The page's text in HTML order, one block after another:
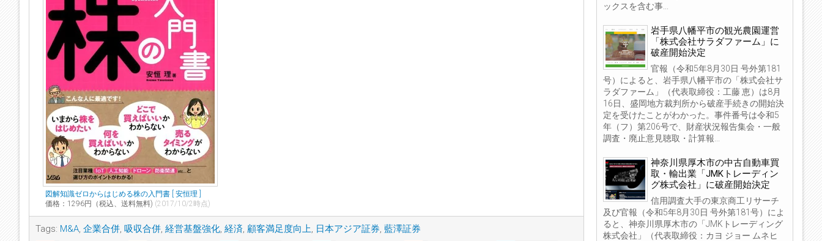
図解知識ゼロからはじめる株の入門書 [ 安恒理 ]
価格：1296円（税込、送料無料) (2017/10/2時点)
Tags: M&A, 企業合併, 吸収合併, 経営基盤強化, 経済, 顧客満足度向上, 日本アジア証券, 藍澤証券
ックスを含む事...
岩手県八幡平市の観光農園運営
「株式会社サラダファーム」に
破産開始決定
官報（令和5年8月30日 号外第181
号）によると、岩手県八幡平市の「株式会社サ
ラダファーム」（代表取締役：工藤 恵）は8月
16日、盛岡地方裁判所から破産手続きの開始決
定を受けたことがわかった。事件番号は令和5
年（フ）第206号で、財産状況報告集会・一般
調査・廃止意見聴取・計算報...
神奈川県厚木市の中古自動車買
取・輸出業「JMKトレーディン
グ株式会社」に破産開始決定
信用調査大手の東京商工リサーチ
及び官報（令和5年8月30日 号外第181号）によ
ると、神奈川県厚木市の「JMKトレーディング
株式会社」（代表取締役：カヨ ジョー ムネヒ